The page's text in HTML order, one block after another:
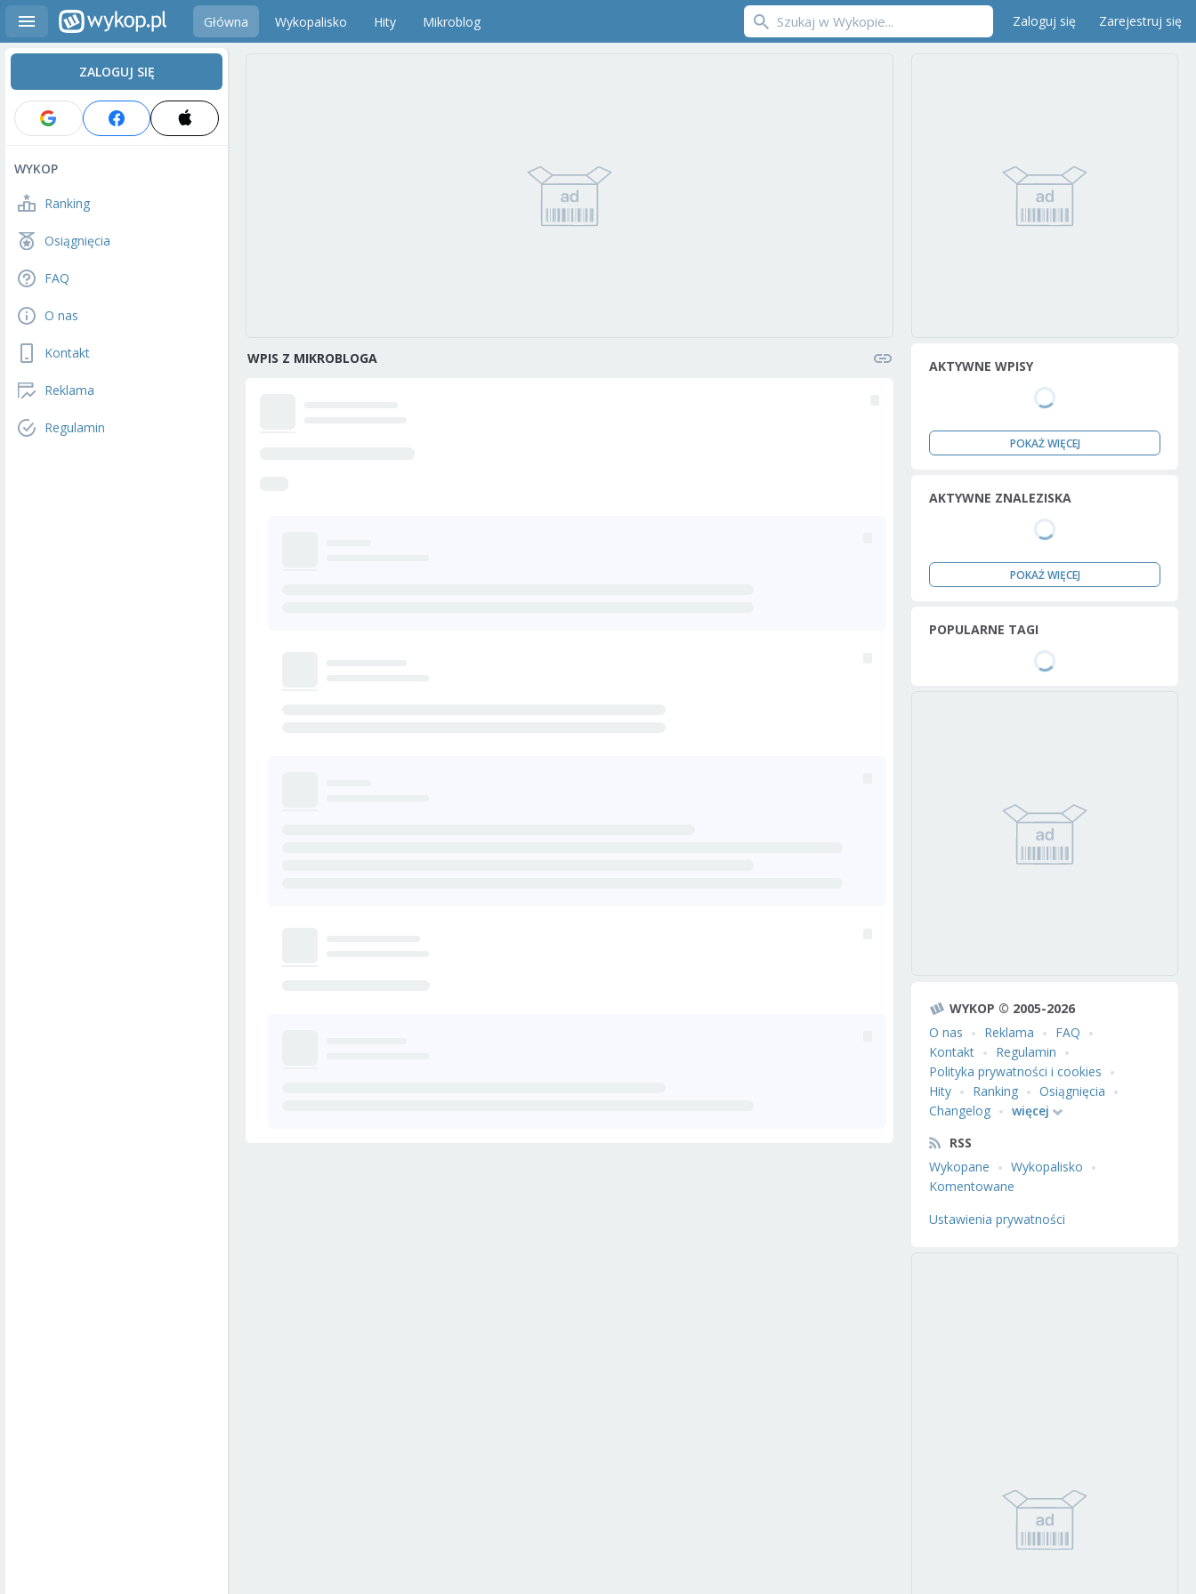
Główna Wykopalisko Hity Mikroblog Zaloguj się Zarejestruj się
ZALOGUJ SIĘ
WYKOP
Ranking
Osiągnięcia
FAQ
O nas
Kontakt
Reklama
Regulamin
WPIS Z MIKROBLOGA AKTYWNE WPISY
POKAŻ WIĘCEJ
AKTYWNE ZNALEZISKA
POKAŻ WIĘCEJ
POPULARNE TAGI
WYKOP © 2005-2026
O nas
Reklama
FAQ
Kontakt
Regulamin
Polityka prywatności i cookies
Hity
Ranking
Osiągnięcia
Changelog
więcej
RSS
Wykopane
Wykopalisko
Komentowane
Ustawienia prywatności